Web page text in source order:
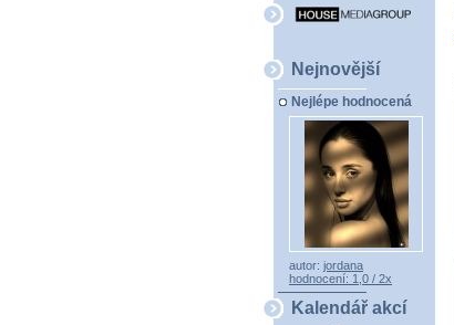
Nejnovější
Nejlépe hodnocená
autor: jordana
hodnocení: 1,0 / 2x
Kalendář akcí